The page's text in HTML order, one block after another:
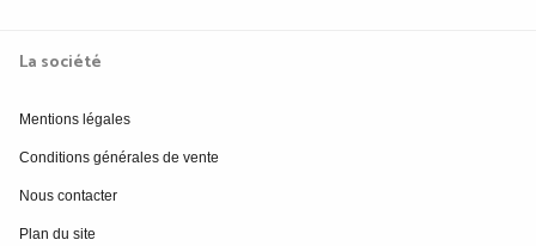
La société
Mentions légales
Conditions générales de vente
Nous contacter
Plan du site